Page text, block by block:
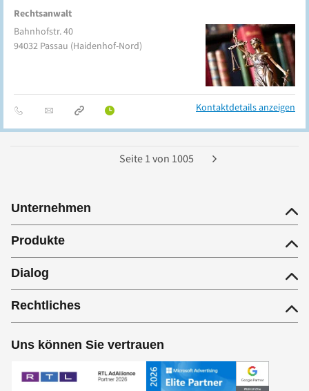
Rechtsanwalt
Bahnhofstr. 40
94032 Passau (Haidenhof-Nord)
Kontaktdetails anzeigen
Seite 1 von 1005
Unternehmen
Produkte
Dialog
Rechtliches
Uns können Sie vertrauen